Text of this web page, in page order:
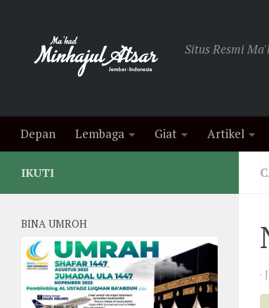
Situs Resmi
Depan Lembaga Giat Artikel
·
IKUTI
BINA UMROH